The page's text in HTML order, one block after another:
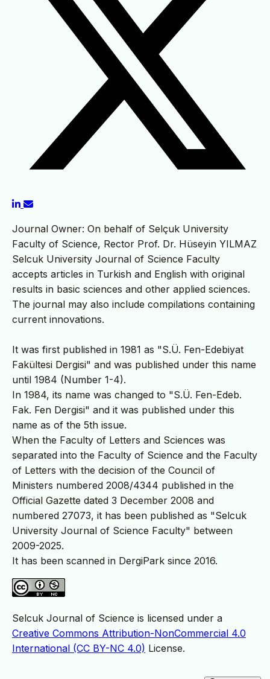
Journal Owner: On behalf of Selçuk University
Faculty of Science, Rector Prof. Dr. Hüseyin YILMAZ
Selcuk University Journal of Science Faculty
accepts articles in Turkish and English with original
results in basic sciences and other applied sciences.
The journal may also include compilations containing
current innovations.
It was first published in 1981 as "S.Ü. Fen-Edebiyat
Fakültesi Dergisi" and was published under this name
until 1984 (Number 1-4).
In 1984, its name was changed to "S.Ü. Fen-Edeb.
Fak. Fen Dergisi" and it was published under this
name as of the 5th issue.
When the Faculty of Letters and Sciences was
separated into the Faculty of Science and the Faculty
of Letters with the decision of the Council of
Ministers numbered 2008/4344 published in the
Official Gazette dated 3 December 2008 and
numbered 27073, it has been published as "Selcuk
University Journal of Science Faculty" between
2009-2025.
It has been scanned in DergiPark since 2016.
Selcuk Journal of Science is licensed under a
Creative Commons Attribution-NonCommercial 4.0
International (CC BY-NC 4.0) License.